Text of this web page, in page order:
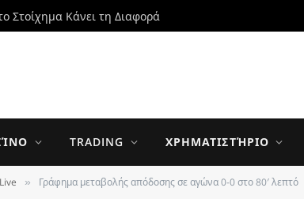
Στοίχημα Κάνει τη Διαφορά
TRADING ΧΡΗΜΑΤΙΣΤΉΡΙΟ
» Γράφημα μεταβολής απόδοσης σε αγώνα 0-0 στο 80′ λεπτό
απόδοσης σε αγώνα
UPDATED: 25 MAY 2014 0 ΣΧΌΛΙΑ